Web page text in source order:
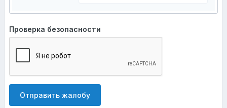
Проверка безопасности
Отправить жалобу